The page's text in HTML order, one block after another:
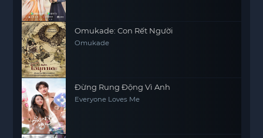
Omukade: Con Rết Người
Omukade
Đừng Rung Động Vì Anh
Everyone Loves Me